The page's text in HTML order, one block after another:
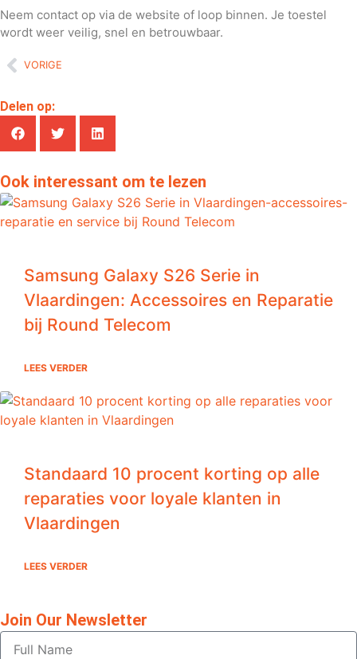
Neem contact op via de website of loop binnen. Je toestel
wordt weer veilig, snel en betrouwbaar.
VORIGE
Delen op:
Ook interessant om te lezen
Samsung Galaxy S26 Serie in
Vlaardingen: Accessoires en Reparatie
bij Round Telecom
LEES VERDER
Standaard 10 procent korting op alle
reparaties voor loyale klanten in
Vlaardingen
LEES VERDER
Join Our Newsletter